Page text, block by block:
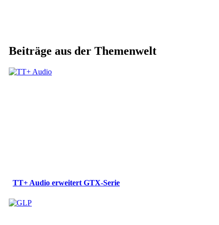
Beiträge aus der Themenwelt
TT+ Audio erweitert GTX-Serie